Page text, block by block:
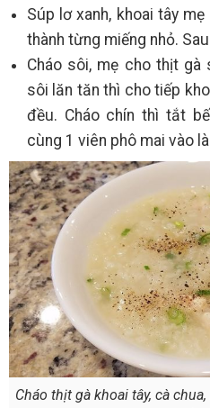
Súp lơ xanh, khoai tây
thành từng miếng nhỏ.
Cháo sôi, mẹ cho thịt
sôi lăn tăn thì cho tiếp
đều. Cháo chín thì tắt
cùng 1 viên phô mai vào
Cháo thịt gà khoai tây, cà